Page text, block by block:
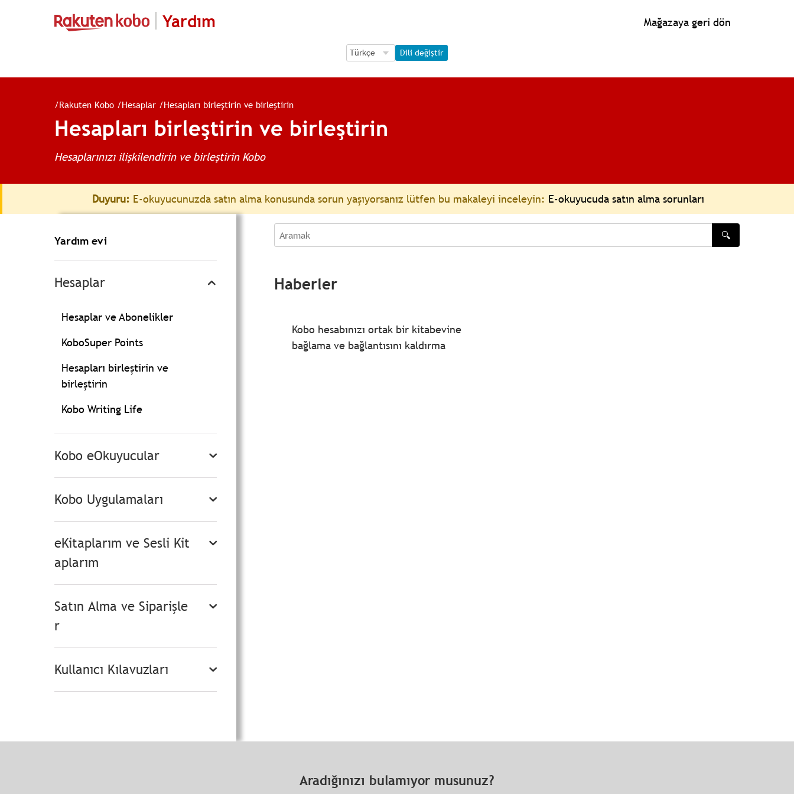
Yardım Mağazaya geri dön
Language Selection
Language Selection
Dili değiştir
/Rakuten Kobo /Hesaplar /Hesapları birleştirin ve birleştirin
Hesapları birleştirin ve birleştirin
Hesaplarınızı ilişkilendirin ve birleştirin Kobo
Duyuru: E-okuyucunuzda satın alma konusunda sorun yaşıyorsanız lütfen bu makaleyi inceleyin: E-okuyucuda satın alma sorunları
Yardım evi
Hesaplar
Hesaplar ve Abonelikler
KoboSuper Points
Hesapları birleştirin ve
birleştirin
Kobo Writing Life
Kobo eOkuyucular
Kobo Uygulamaları
eKitaplarım ve Sesli Kit
aplarım
Satın Alma ve Siparişle
r
Kullanıcı Kılavuzları
Aramak
🔍
Haberler
Kobo hesabınızı ortak bir kitabevine
bağlama ve bağlantısını kaldırma
Aradığınızı bulamıyor musunuz?